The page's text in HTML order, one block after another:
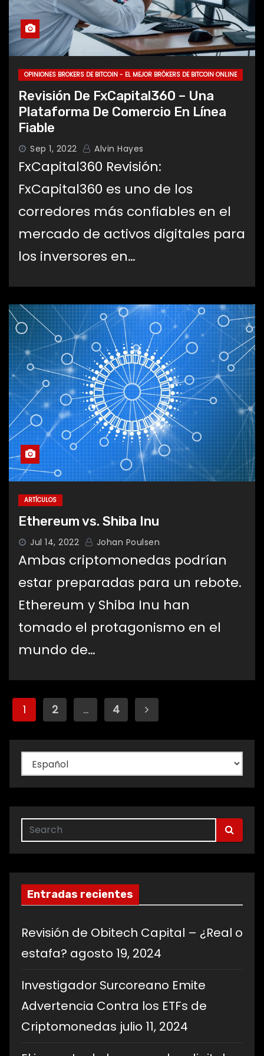
OPINIONES BROKERS DE BITCOIN - EL MEJOR BRÓKERS DE BITCOIN ONLINE
Revisión De FxCapital360 – Una
Plataforma De Comercio En Línea
Fiable
Sep 1, 2022 Alvin Hayes
FxCapital360 Revisión:
FxCapital360 es uno de los
corredores más confiables en el
mercado de activos digitales para
los inversores en…
ARTÍCULOS
Ethereum vs. Shiba Inu
Jul 14, 2022 Johan Poulsen
Ambas criptomonedas podrían
estar preparadas para un rebote.
Ethereum y Shiba Inu han
tomado el protagonismo en el
mundo de…
Paginación
entradas
1 2 … 4
Elegir
un
idioma
Entradas recientes
Revisión de Obitech Capital – ¿Real o
estafa? agosto 19, 2024
Investigador Surcoreano Emite
Advertencia Contra los ETFs de
Criptomonedas julio 11, 2024